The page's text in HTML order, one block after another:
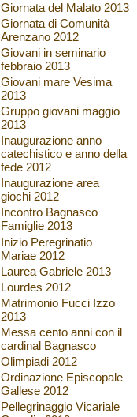
Giornata del Malato 2013
Giornata di Comunità
Arenzano 2012
Giovani in seminario
febbraio 2013
Giovani mare Vesima
2013
Gruppo giovani maggio
2013
Inaugurazione anno
catechistico e anno della
fede 2012
Inaugurazione area
giochi 2012
Incontro Bagnasco
Famiglie 2013
Inizio Peregrinatio
Mariae 2012
Laurea Gabriele 2013
Lourdes 2012
Matrimonio Fucci Izzo
2013
Messa cento anni con il
cardinal Bagnasco
Olimpiadi 2012
Ordinazione Episcopale
Gallese 2012
Pellegrinaggio Vicariale